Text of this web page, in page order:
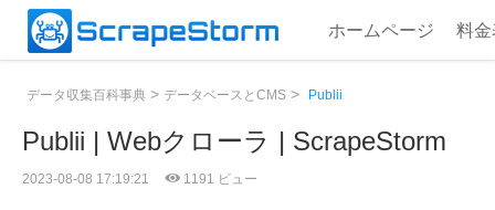
ホームページ 料金
データ収集百科事典 > データベースとCMS > Publii
Publii | Webクローラ | ScrapeStorm
2023-08-08 17:19:21 1191 ビュー